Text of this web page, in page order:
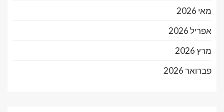
מאי 2026
אפריל 2026
מרץ 2026
פברואר 2026